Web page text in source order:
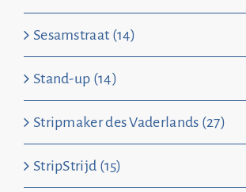
Sesamstraat (14)
Stand-up (14)
Stripmaker des Vaderlands (27)
StripStrijd (15)